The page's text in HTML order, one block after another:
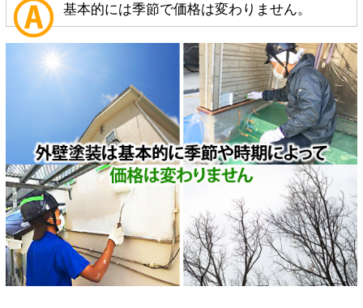
基本的には季節で価格は変わりません。